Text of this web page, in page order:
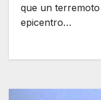
que un
epicentro…